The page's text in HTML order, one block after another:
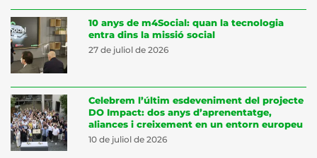
10 anys de m4Social: quan la tecnologia
entra dins la missió social
27 de juliol de 2026
Celebrem l’últim esdeveniment del projecte
DO Impact: dos anys d’aprenentatge,
aliances i creixement en un entorn europeu
10 de juliol de 2026